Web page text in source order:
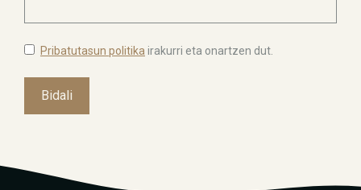
Pribatutasun politikairakurri eta onartzen dut.